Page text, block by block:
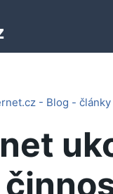
- Blog - články